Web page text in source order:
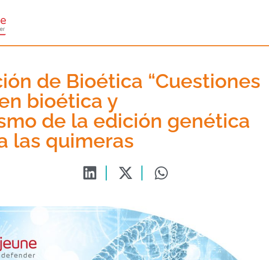
de Bioética “Cuestiones
bioética y
de la edición genética
las quimeras